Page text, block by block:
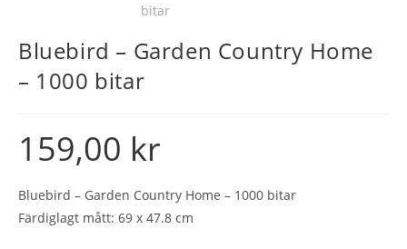
Bluebird – Garden Country Home
– 1000 bitar
159,00 kr
Bluebird – Garden Country Home – 1000 bitar
Färdiglagt mått: 69 x 47.8 cm